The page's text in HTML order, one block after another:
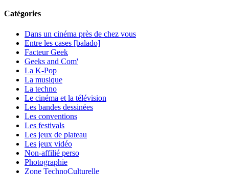
Catégories
Dans un cinéma près de chez vous
Entre les cases [balado]
Facteur Geek
Geeks and Com'
La K-Pop
La musique
La techno
Le cinéma et la télévision
Les bandes dessinées
Les conventions
Les festivals
Les jeux de plateau
Les jeux vidéo
Non-affilié perso
Photographie
Zone TechnoCulturelle